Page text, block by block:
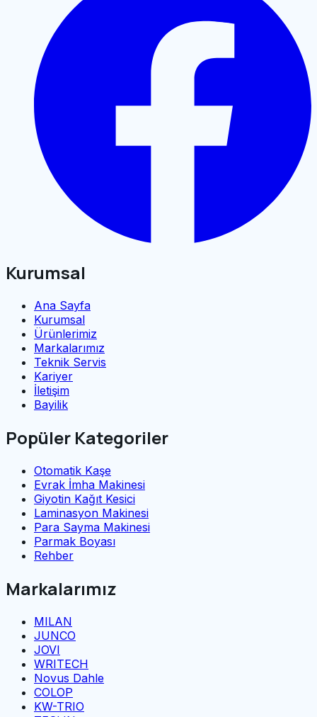
Kurumsal
Ana Sayfa
Kurumsal
Ürünlerimiz
Markalarımız
Teknik Servis
Kariyer
İletişim
Bayilik
Popüler Kategoriler
Otomatik Kaşe
Evrak İmha Makinesi
Giyotin Kağıt Kesici
Laminasyon Makinesi
Para Sayma Makinesi
Parmak Boyası
Rehber
Markalarımız
MILAN
JUNCO
JOVI
WRITECH
Novus Dahle
COLOP
KW-TRIO